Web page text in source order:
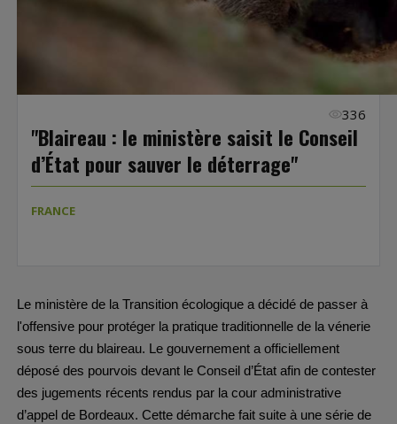
336
"Blaireau : le ministère saisit le Conseil
d’État pour sauver le déterrage"
FRANCE
Le ministère de la Transition écologique a décidé de passer à
l'offensive pour protéger la pratique traditionnelle de la vénerie
sous terre du blaireau. Le gouvernement a officiellement
déposé des pourvois devant le Conseil d’État afin de contester
des jugements récents rendus par la cour administrative
d’appel de Bordeaux. Cette démarche fait suite à une série de